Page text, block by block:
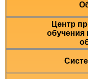
Центр
обучения